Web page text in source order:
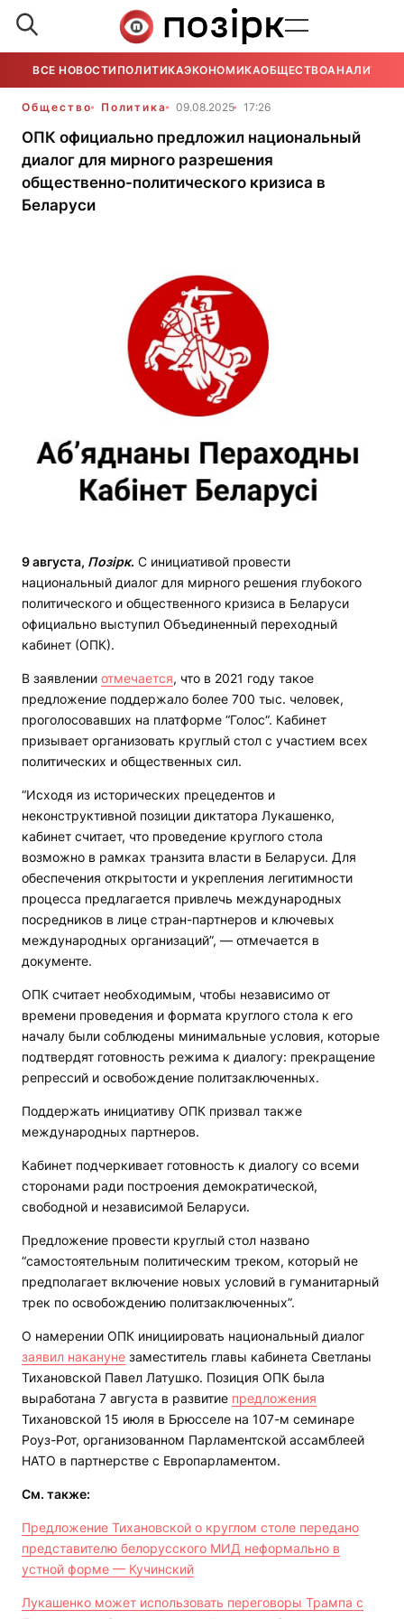
ВСЕ НОВОСТИ ПОЛИТИКАЭКОНОМИКАОБЩЕСТВОАНАЛИТИКА
Общество Политика 09.08.2025 17:26
ОПК официально предложил национальный
диалог для мирного разрешения
общественно-политического кризиса в
Беларуси
9 августа, Позірк. С инициативой провести
национальный диалог для мирного решения глубокого
политического и общественного кризиса в Беларуси
официально выступил Объединенный переходный
кабинет (ОПК).
В заявлении отмечается, что в 2021 году такое
предложение поддержало более 700 тыс. человек,
проголосовавших на платформе “Голос“. Кабинет
призывает организовать круглый стол с участием всех
политических и общественных сил.
“Исходя из исторических прецедентов и
неконструктивной позиции диктатора Лукашенко,
кабинет считает, что проведение круглого стола
возможно в рамках транзита власти в Беларуси. Для
обеспечения открытости и укрепления легитимности
процесса предлагается привлечь международных
посредников в лице стран-партнеров и ключевых
международных организаций”, — отмечается в
документе.
ОПК считает необходимым, чтобы независимо от
времени проведения и формата круглого стола к его
началу были соблюдены минимальные условия, которые
подтвердят готовность режима к диалогу: прекращение
репрессий и освобождение политзаключенных.
Поддержать инициативу ОПК призвал также
международных партнеров.
Кабинет подчеркивает готовность к диалогу со всеми
сторонами ради построения демократической,
свободной и независимой Беларуси.
Предложение провести круглый стол названо
“самостоятельным политическим треком, который не
предполагает включение новых условий в гуманитарный
трек по освобождению политзаключенных”.
О намерении ОПК инициировать национальный диалог
заявил накануне заместитель главы кабинета Светланы
Тихановской Павел Латушко. Позиция ОПК была
выработана 7 августа в развитие предложения
Тихановской 15 июля в Брюсселе на 107-м семинаре
Роуз-Рот, организованном Парламентской ассамблеей
НАТО в партнерстве с Европарламентом.
См. также:
Предложение Тихановской о круглом столе передано
представителю белорусского МИД неформально в
устной форме — Кучинский
Лукашенко может использовать переговоры Трампа с